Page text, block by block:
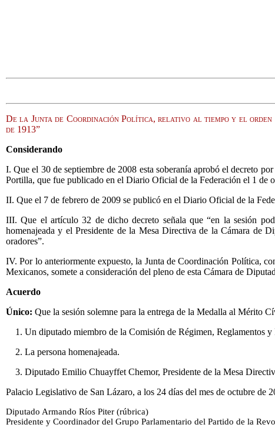
De la Junta de Coordinación Política, relativo al tiempo y el
de 1913”
Considerando
I. Que el 30 de septiembre de 2008 esta soberanía aprobó el decreto
Portilla, que fue publicado en el Diario Oficial de la Federación el 1 de
II. Que el 7 de febrero de 2009 se publicó en el Diario Oficial de la
III. Que el artículo 32 de dicho decreto señala que “en la sesión
homenajeada y el Presidente de la Mesa Directiva de la Cámara de
oradores”.
IV. Por lo anteriormente expuesto, la Junta de Coordinación Política,
Mexicanos, somete a consideración del pleno de esta Cámara de
Acuerdo
Único: Que la sesión solemne para la entrega de la Medalla al Mérito
1. Un diputado miembro de la Comisión de Régimen, Reglamentos
2. La persona homenajeada.
3. Diputado Emilio Chuayffet Chemor, Presidente de la Mesa
Palacio Legislativo de San Lázaro, a los 24 días del mes de octubre de
Diputado Armando Ríos Piter (rúbrica)
Presidente y Coordinador del Grupo Parlamentario del Partido de la